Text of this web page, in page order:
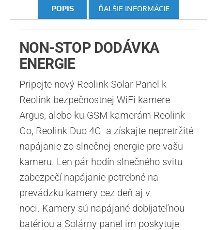
POPIS ĎALŠIE INFORMÁCIE
NON-STOP DODÁVKA
ENERGIE
Pripojte nový Reolink Solar Panel k
Reolink bezpečnostnej WiFi kamere
Argus, alebo ku GSM kamerám Reolink
Go, Reolink Duo 4G a získajte nepretržité
napájanie zo slnečnej energie pre vašu
kameru. Len pár hodín slnečného svitu
zabezpečí napájanie potrebné na
prevádzku kamery cez deň aj v
noci. Kamery sú napájané dobíjateľnou
batériou a Solárny panel im poskytuje